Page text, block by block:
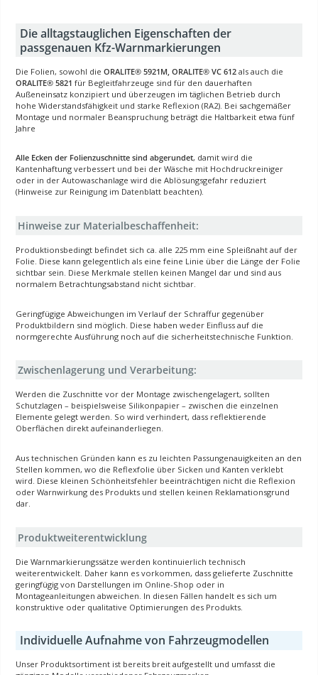
Die alltagstauglichen Eigenschaften der
passgenauen Kfz-Warnmarkierungen
Die Folien, sowohl die ORALITE® 5921M, ORALITE® VC 612 als auch die
ORALITE® 5821 für Begleitfahrzeuge sind für den dauerhaften
Außeneinsatz konzipiert und überzeugen im täglichen Betrieb durch
hohe Widerstandsfähigkeit und starke Reflexion (RA2). Bei sachgemäßer
Montage und normaler Beanspruchung beträgt die Haltbarkeit etwa fünf
Jahre
Alle Ecken der Folienzuschnitte sind abgerundet, damit wird die
Kantenhaftung verbessert und bei der Wäsche mit Hochdruckreiniger
oder in der Autowaschanlage wird die Ablösungsgefahr reduziert
(Hinweise zur Reinigung im Datenblatt beachten).
Hinweise zur Materialbeschaffenheit:
Produktionsbedingt befindet sich ca. alle 225 mm eine Spleißnaht auf der
Folie. Diese kann gelegentlich als eine feine Linie über die Länge der Folie
sichtbar sein. Diese Merkmale stellen keinen Mangel dar und sind aus
normalem Betrachtungsabstand nicht sichtbar.
Geringfügige Abweichungen im Verlauf der Schraffur gegenüber
Produktbildern sind möglich. Diese haben weder Einfluss auf die
normgerechte Ausführung noch auf die sicherheitstechnische Funktion.
Zwischenlagerung und Verarbeitung:
Werden die Zuschnitte vor der Montage zwischengelagert, sollten
Schutzlagen – beispielsweise Silikonpapier – zwischen die einzelnen
Elemente gelegt werden. So wird verhindert, dass reflektierende
Oberflächen direkt aufeinanderliegen.
Aus technischen Gründen kann es zu leichten Passungenauigkeiten an den
Stellen kommen, wo die Reflexfolie über Sicken und Kanten verklebt
wird. Diese kleinen Schönheitsfehler beeinträchtigen nicht die Reflexion
oder Warnwirkung des Produkts und stellen keinen Reklamationsgrund
dar.
Produktweiterentwicklung
Die Warnmarkierungssätze werden kontinuierlich technisch
weiterentwickelt. Daher kann es vorkommen, dass gelieferte Zuschnitte
geringfügig von Darstellungen im Online-Shop oder in
Montageanleitungen abweichen. In diesen Fällen handelt es sich um
konstruktive oder qualitative Optimierungen des Produkts.
Individuelle Aufnahme von Fahrzeugmodellen
Unser Produktsortiment ist bereits breit aufgestellt und umfasst die